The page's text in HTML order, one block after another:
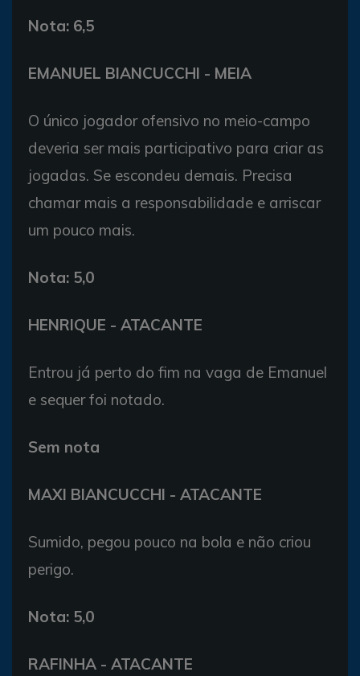
Nota: 6,5
EMANUEL BIANCUCCHI - MEIA
O único jogador ofensivo no meio-campo
deveria ser mais participativo para criar as
jogadas. Se escondeu demais. Precisa
chamar mais a responsabilidade e arriscar
um pouco mais.
Nota: 5,0
HENRIQUE - ATACANTE
Entrou já perto do fim na vaga de Emanuel
e sequer foi notado.
Sem nota
MAXI BIANCUCCHI - ATACANTE
Sumido, pegou pouco na bola e não criou
perigo.
Nota: 5,0
RAFINHA - ATACANTE